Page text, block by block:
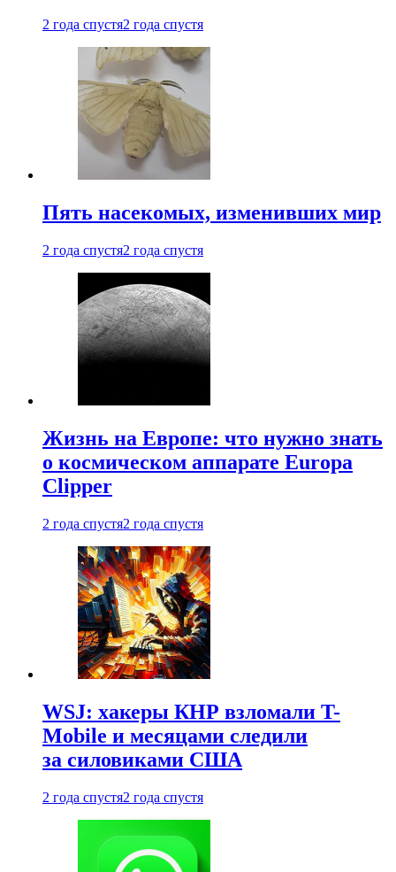
2 года спустя2 года спустя
Пять насекомых, изменивших мир
2 года спустя2 года спустя
Жизнь на Европе: что нужно знать
о космическом аппарате Europa
Clipper
2 года спустя2 года спустя
WSJ: хакеры КНР взломали T-
Mobile и месяцами следили
за силовиками США
2 года спустя2 года спустя